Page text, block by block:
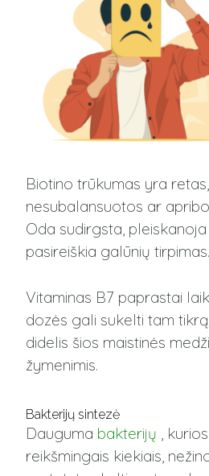
Biotino trūkumas yra
nesubalansuotos ar
Oda sudirgsta,
pasireiškia galūnių tirpimas.
Vitaminas B7 paprastai
dozės gali sukelti tam
didelis šios maistinės
žymenimis.
Bakterijų sintezė
Dauguma bakterijų ,
reikšmingais kiekiais,